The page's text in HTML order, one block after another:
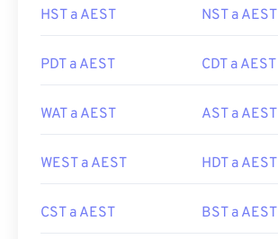
HST a AEST NST a AEST
PDT a AEST CDT a AEST
WAT a AEST AST a AEST
WEST a AEST HDT a AEST
CST a AEST BST a AEST